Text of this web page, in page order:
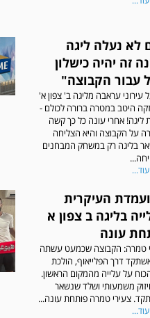
לא נעלה ליגה
זה יהיה כישלון
עבור הקבוצה"
עירוני עראבה מליגה ב' צפון א'
היטב במטרה ברורה לכולם -
ליגה! אחרי עונה כל כך קשה
על הקבוצה והיא הצליחה
בליגה רק במשחק המבחנים
העיקרית
בליגה ב צפון א
עונה
טמרה: הקבוצה שכמעט עשתה
דרך הפלייאוף, הולכת
על עלייה מהמקום הראשון.
משמעותי ושלד שנשאר
צעירי טמרה פותחת עונה...